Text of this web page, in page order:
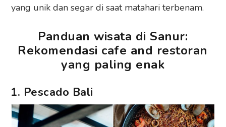
yang unik dan segar di saat matahari terbenam.
Panduan wisata di Sanur:
Rekomendasi cafe and restoran
yang paling enak
1. Pescado Bali